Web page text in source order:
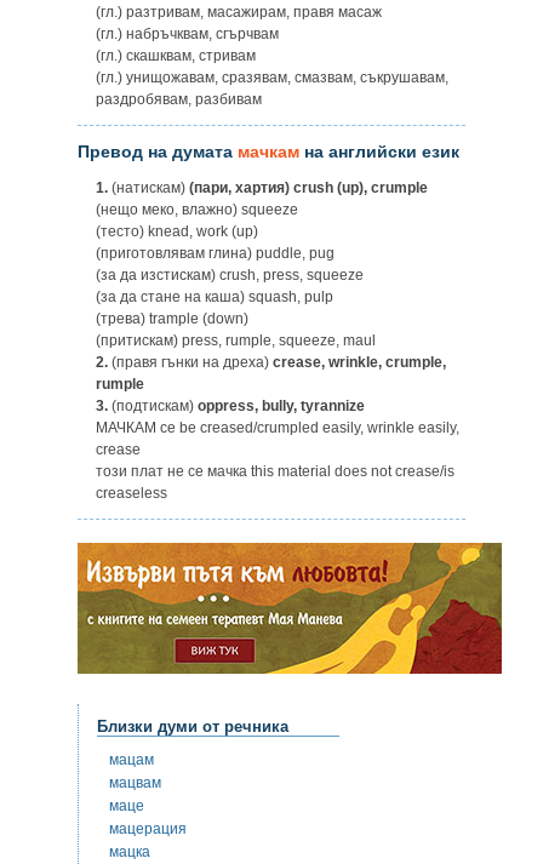
(гл.) разтривам, масажирам, правя масаж
(гл.) набръчквам, сгърчвам
(гл.) скашквам, стривам
(гл.) унищожавам, сразявам, смазвам, съкрушавам,
раздробявам, разбивам
Превод на думата мачкам на английски език
1. (натискам) (пари, хартия) crush (up), crumple
(нещо меко, влажно) squeeze
(тесто) knead, work (up)
(приготовлявам глина) puddle, pug
(за да изстискам) crush, press, squeeze
(за да стане на каша) squash, pulp
(трева) trample (down)
(притискам) press, rumple, squeeze, maul
2. (правя гънки на дреха) crease, wrinkle, crumple,
rumple
3. (подтискам) oppress, bully, tyrannize
МАЧКАМ ce be creased/crumpled easily, wrinkle easily,
crease
този плат не се мачка this material does not crease/is
creaseless
Близки думи от речника
мацам
мацвам
маце
мацерация
мацка